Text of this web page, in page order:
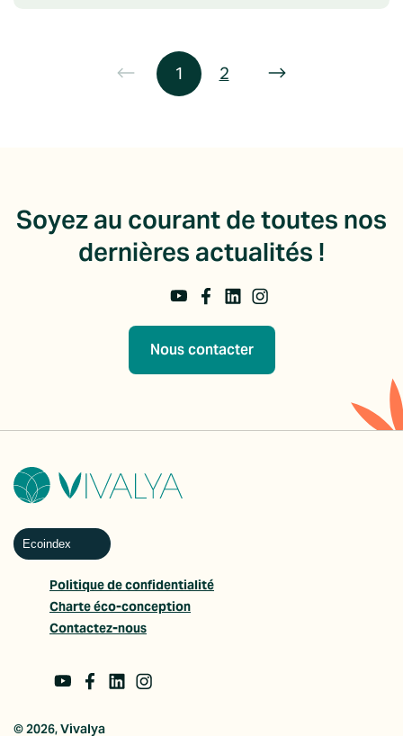
1 2
Soyez au courant de toutes nos
dernières actualités !
Nous contacter
Ecoindex
Politique de confidentialité
Charte éco-conception
Contactez-nous
© 2026, Vivalya